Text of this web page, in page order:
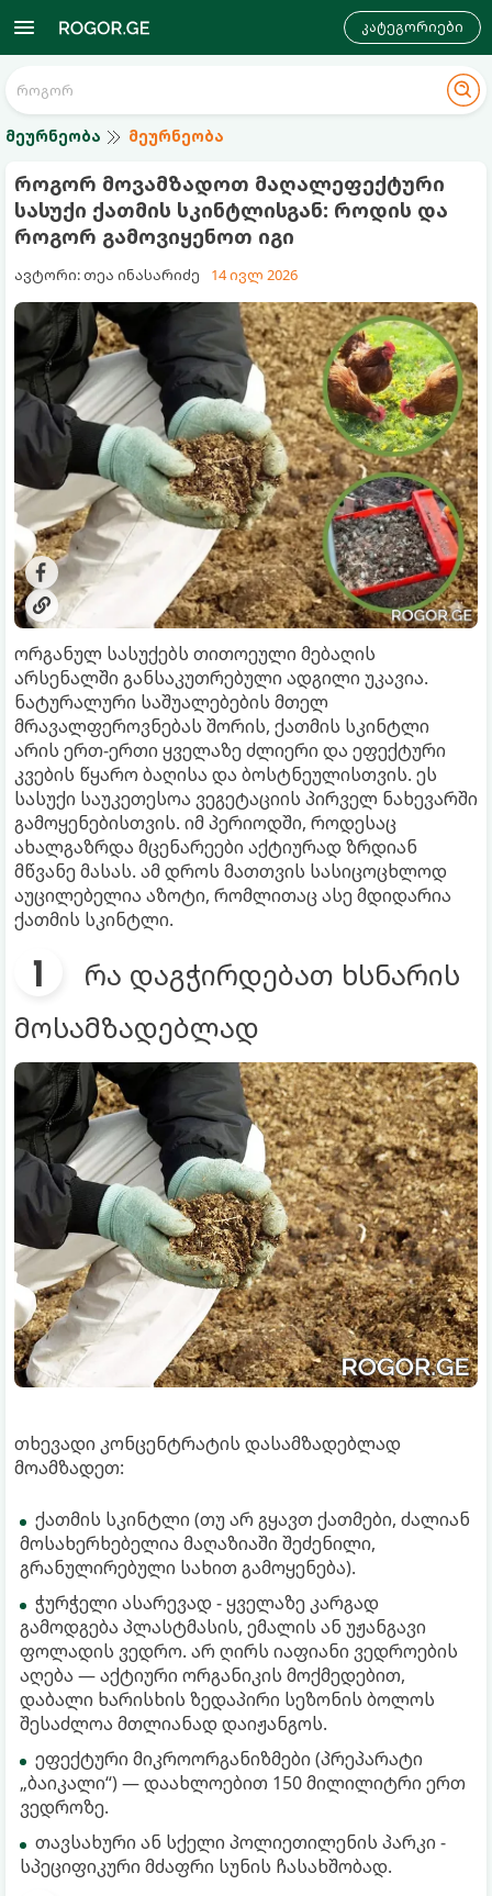
კატეგორიები
მეურნეობა მეურნეობა
როგორ მოვამზადოთ მაღალეფექტური
სასუქი ქათმის სკინტლისგან: როდის და
როგორ გამოვიყენოთ იგი
ავტორი: თეა ინასარიძე 14 ივლ 2026
ორგანულ სასუქებს თითოეული მებაღის
არსენალში განსაკუთრებული ადგილი უკავია.
ნატურალური საშუალებების მთელ
მრავალფეროვნებას შორის, ქათმის სკინტლი
არის ერთ-ერთი ყველაზე ძლიერი და ეფექტური
კვების წყარო ბაღისა და ბოსტნეულისთვის. ეს
სასუქი საუკეთესოა ვეგეტაციის პირველ ნახევარში
გამოყენებისთვის. იმ პერიოდში, როდესაც
ახალგაზრდა მცენარეები აქტიურად ზრდიან
მწვანე მასას. ამ დროს მათთვის სასიცოცხლოდ
აუცილებელია აზოტი, რომლითაც ასე მდიდარია
ქათმის სკინტლი.
რა დაგჭირდებათ ხსნარის
მოსამზადებლად
თხევადი კონცენტრატის დასამზადებლად
მოამზადეთ:
ქათმის სკინტლი (თუ არ გყავთ ქათმები, ძალიან
მოსახერხებელია მაღაზიაში შეძენილი,
გრანულირებული სახით გამოყენება).
ჭურჭელი ასარევად - ყველაზე კარგად
გამოდგება პლასტმასის, ემალის ან უჟანგავი
ფოლადის ვედრო. არ ღირს იაფიანი ვედროების
აღება — აქტიური ორგანიკის მოქმედებით,
დაბალი ხარისხის ზედაპირი სეზონის ბოლოს
შესაძლოა მთლიანად დაიჟანგოს.
ეფექტური მიკროორგანიზმები (პრეპარატი
„ბაიკალი“) — დაახლოებით 150 მილილიტრი ერთ
ვედროზე.
თავსახური ან სქელი პოლიეთილენის პარკი -
სპეციფიკური მძაფრი სუნის ჩასახშობად.